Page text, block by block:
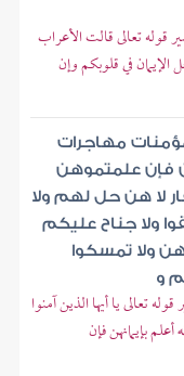
قوله تعالى قالت الأعراب
الإيمان في قلوبكم وإن
مهاجرات
فإن علمتموهن
لا هن حل لهم ولا
ولا جناح عليكم
ولا تمسكوا
و
تعالى يا أيها الذين آمنوا
بإيمانهن فإن